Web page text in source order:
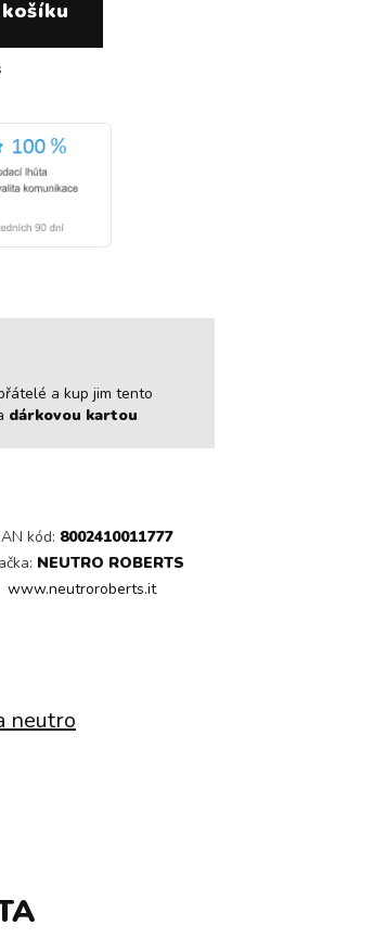
a kup jim tento
dárkovou kartou
kód: 8002410011777
NEUTRO ROBERTS
www.neutroroberts.it
neutro